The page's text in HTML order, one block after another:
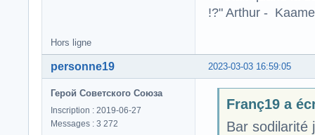
!?" Arthur -
Hors ligne
2023-03-03 16:59:05
personne19
Герой Советского Союза
Inscription : 2019-06-27
Messages : 3 272
Franç19 a
Bar sodilarité